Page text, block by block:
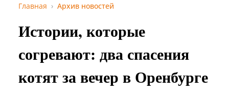
Главная Архив новостей
Истории, которые
согревают: два спасения
котят за вечер в Оренбурге